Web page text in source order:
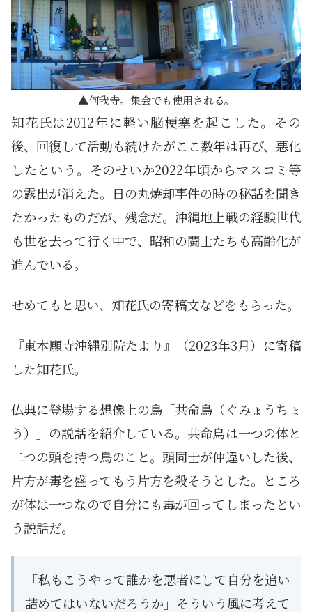
何我寺。集会でも使用される。
知花氏は2012年に軽い脳梗塞を起こした。その
後、回復して活動も続けたがここ数年は再び、悪化
したという。そのせいか2022年頃からマスコミ等
の露出が消えた。日の丸焼却事件の時の秘話を聞き
たかったものだが、残念だ。沖縄地上戦の経験世代
も世を去って行く中で、昭和の闘士たちも高齢化が
進んでいる。
せめてもと思い、知花氏の寄稿文などをもらった。
『東本願寺沖縄別院たより』（2023年3月）に寄稿
した知花氏。
仏典に登場する想像上の鳥「共命鳥（ぐみょうちょ
う）」の説話を紹介している。共命鳥は一つの体と
二つの頭を持つ鳥のこと。頭同士が仲違いした後、
片方が毒を盛ってもう片方を殺そうとした。ところ
が体は一つなので自分にも毒が回ってしまったとい
う説話だ。
「私もこうやって誰かを悪者にして自分を追い
詰めてはいないだろうか」そういう風に考えて